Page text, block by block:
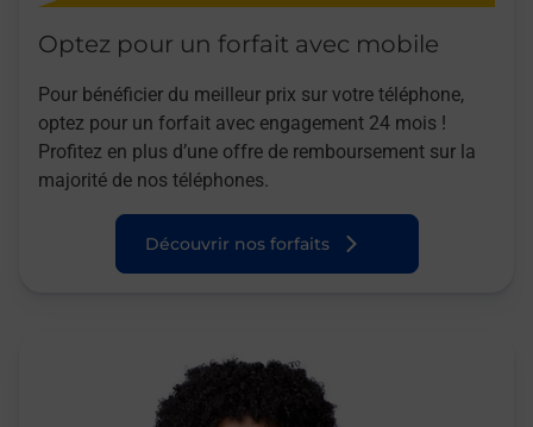
Optez pour un forfait avec mobile
Pour bénéficier du meilleur prix sur votre téléphone,
optez pour un forfait avec engagement 24 mois !
Profitez en plus d’une offre de remboursement sur la
majorité de nos téléphones.
Découvrir nos forfaits